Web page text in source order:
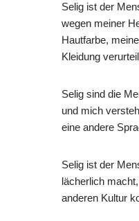
Selig ist der
wegen meiner
Hautfarbe,
Kleidung
Selig sind die
und mich
eine andere
Selig ist der
lächerlich
anderen Kultur